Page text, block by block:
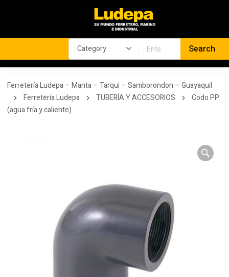
Ferretería Ludepa – Manta – Tarqui – Samborondon – Guayaquil
Ferretería Ludepa
TUBERÍA Y ACCESORIOS
Codo PP
(agua fría y caliente)